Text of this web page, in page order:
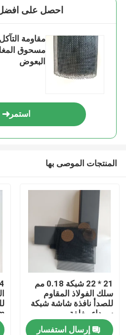
احصل على
البعوض
استمر
المنتجات الموصى بها
21 * 22 شبكة 0.18 مم
سلك الفولاذ المقاوم
للصدأ نافذة شاشة شبكة
سوداء مغلفة
إرسال استفسار